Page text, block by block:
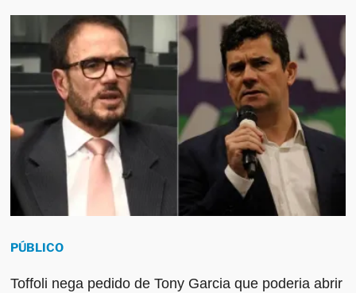
PÚBLICO
Toffoli nega pedido de Tony Garcia que poderia abrir